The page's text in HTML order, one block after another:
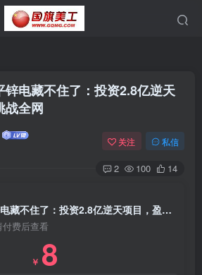
锌电藏不住了：投资2.8亿逆天
战全网
关注 私信
2 100 14
「罗平锌电」罗平锌电藏不住了：投资2.8亿逆天项目，盈利翻倍挑战全网
付费后查看
￥ 8